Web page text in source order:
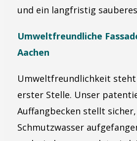
und ein langfristig
Umweltfreundliche
Aachen
Umweltfreundlichkeit steht
erster Stelle. Unser
Auffangbecken stellt sicher,
Schmutzwasser